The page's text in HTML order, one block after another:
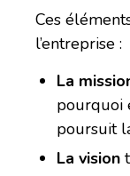
Ces
l’entreprise :
La
pourquoi
poursuit
La vision